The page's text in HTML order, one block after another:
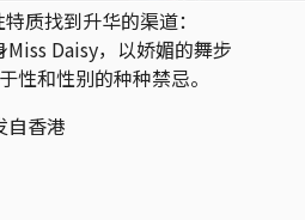
质找到升华的渠道：
Daisy，以娇媚的舞步
性和性别的种种禁忌。
自香港